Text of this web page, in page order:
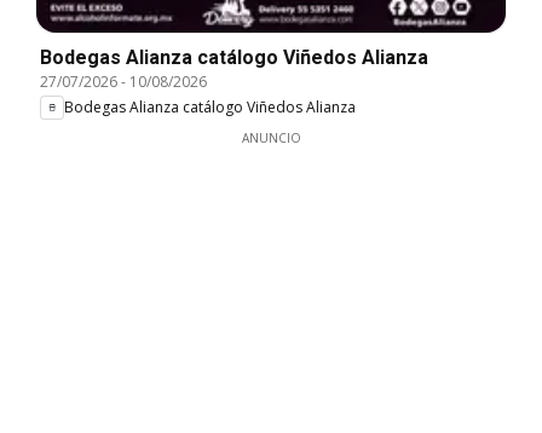
Bodegas Alianza catálogo Viñedos Alianza
27/07/2026- 10/08/2026
Bodegas Alianza catálogo Viñedos Alianza
ANUNCIO